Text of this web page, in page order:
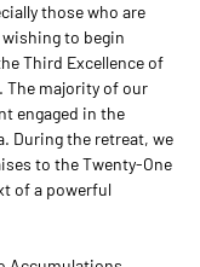
those who are
to begin
Third Excellence of
. The majority of our
engaged in the
During the retreat, we
to the Twenty-One
of a powerful